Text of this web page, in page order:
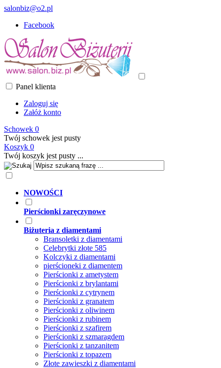
salonbiz@o2.pl
Facebook
Panel klienta
Zaloguj się
Załóż konto
Schowek 0
Twój schowek jest pusty
Koszyk 0
Twój koszyk jest pusty ...
NOWOŚCI
Pierścionki zaręczynowe
Biżuteria z diamentami
Bransoletki z diamentami
Celebrytki złote 585
Kolczyki z diamentami
pierścioneki z diamentem
Pierścionki z ametystem
Pierścionki z brylantami
Pierścionki z cytrynem
Pierścionki z granatem
Pierścionki z oliwinem
Pierścionki z rubinem
Pierścionki z szafirem
Pierścionki z szmaragdem
Pierścionki z tanzanitem
Pierścionki z topazem
Złote zawieszki z diamentami